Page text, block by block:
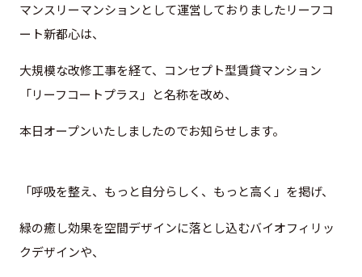
インフォメーション
採用情報
お問い合わせ
プライバシーポリシー
反社会的勢力対応方針
マンスリーマンションとして運営しておりましたリーフコ
ート新都心は、
大規模な改修工事を経て、コンセプト型賃貸マンション
「リーフコートプラス」と名称を改め、
本日オープンいたしましたのでお知らせします。
「呼吸を整え、もっと自分らしく、もっと高く」を掲げ、
緑の癒し効果を空間デザインに落とし込むバイオフィリッ
クデザインや、